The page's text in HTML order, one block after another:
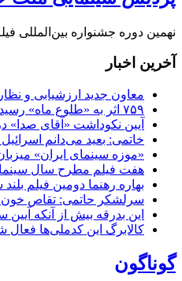
نهمین دوره جشنواره بین‌المللی
آخرین اخبار
معاون جدید ارزشیابی و
۷۵۹ اثر به «طلوع ماه» رسید
آیین نکوداشت «آقای صدا»
خاتمی: بعید می‌دانم
«موزه سینمای ایران»
هفت فیلم مطرح سال
بهاره رهنما دومین فیلم
سرلشکر حاتمی: تقاص خون
این بدرقه بیش از آنکه
کالابرگ این کدملی‌ها فعال
گوناگون